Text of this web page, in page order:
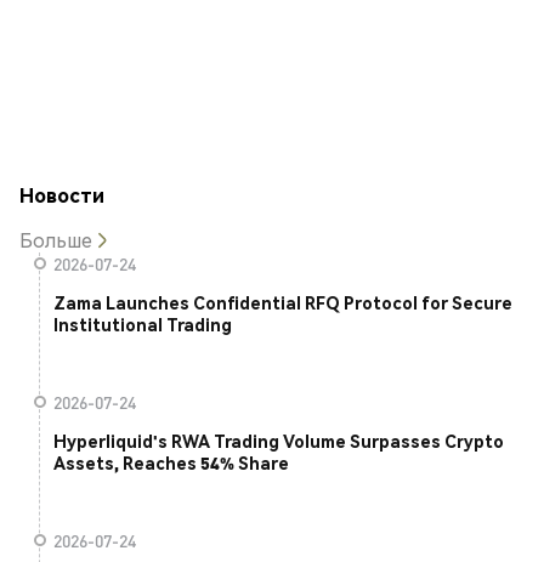
Новости
Больше
2026-07-24
Zama Launches Confidential RFQ Protocol for Secure
Institutional Trading
2026-07-24
Hyperliquid's RWA Trading Volume Surpasses Crypto
Assets, Reaches 54% Share
2026-07-24